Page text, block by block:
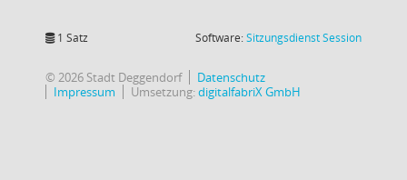
1 Satz Software:SitzungsdienstSession(Wird in
© 2026 Stadt Deggendorf
Datenschutz
Impressum
Umsetzung:digitalfabriX GmbH